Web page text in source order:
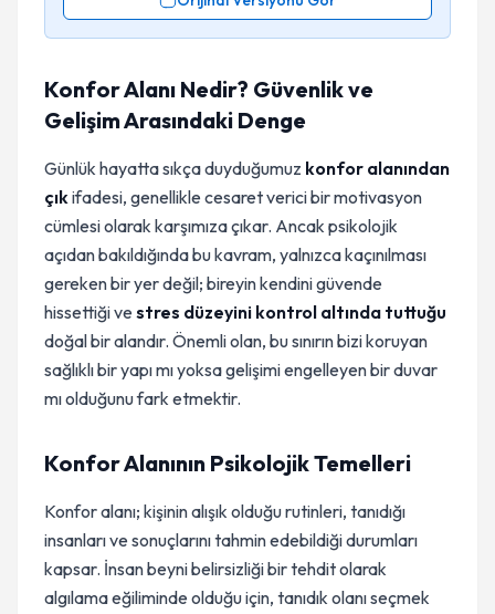
Konfor Alanı Nedir? Güvenlik ve
Gelişim Arasındaki Denge
Günlük hayatta sıkça duyduğumuz konfor alanından
çıkifadesi, genellikle cesaret verici bir motivasyon
cümlesi olarak karşımıza çıkar. Ancak psikolojik
açıdan bakıldığında bu kavram, yalnızca kaçınılması
gereken bir yer değil; bireyin kendini güvende
hissettiği ve stres düzeyini kontrol altında tuttuğu
doğal bir alandır. Önemli olan, bu sınırın bizi koruyan
sağlıklı bir yapı mı yoksa gelişimi engelleyen bir duvar
mı olduğunu fark etmektir.
Konfor Alanının Psikolojik Temelleri
Konfor alanı; kişinin alışık olduğu rutinleri, tanıdığı
insanları ve sonuçlarını tahmin edebildiği durumları
kapsar. İnsan beyni belirsizliği bir tehdit olarak
algılama eğiliminde olduğu için, tanıdık olanı seçmek